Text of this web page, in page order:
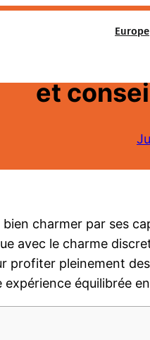
Europe
en 5
et
charmer par ses
avec le charme
profiter pleinement
équilibrée